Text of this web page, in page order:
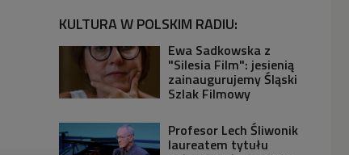
KULTURA W POLSKIM RADIU:
Ewa Sadkowska z
"Silesia Film": jesienią
zainaugurujemy Śląski
Szlak Filmowy
Profesor Lech Śliwonik
laureatem tytułu